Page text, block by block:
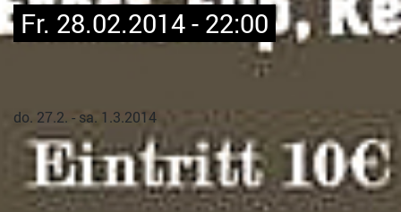
Fr. 28.02.2014 - 22:00
do. 27.2. - sa. 1.3.2014